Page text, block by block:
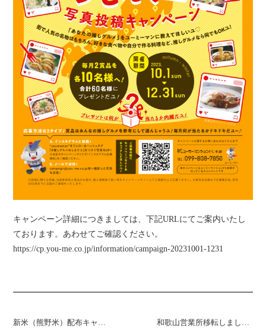
キャンペーン詳細につきましては、下記URLにてご案内いたし
ております。あわせてご確認ください。
https://cp.you-me.co.jp/information/campaign-20231001-1231
新米（熊野米）配布キャンペーン開始！ 和歌山営業所移転しました！